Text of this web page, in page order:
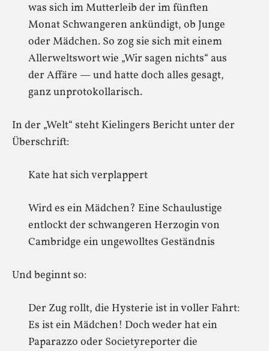
was sich im Mutterleib der im fünften
Monat Schwangeren ankündigt, ob Junge
oder Mädchen. So zog sie sich mit einem
Allerweltswort wie „Wir sagen nichts“ aus
der Affäre — und hatte doch alles gesagt,
ganz unprotokollarisch.
In der „Welt“ steht Kielingers Bericht unter der
Überschrift:
Kate hat sich verplappert
Wird es ein Mädchen? Eine Schaulustige
entlockt der schwangeren Herzogin von
Cambridge ein ungewolltes Geständnis
Und beginnt so:
Der Zug rollt, die Hysterie ist in voller Fahrt:
Es ist ein Mädchen! Doch weder hat ein
Paparazzo oder Societyreporter die